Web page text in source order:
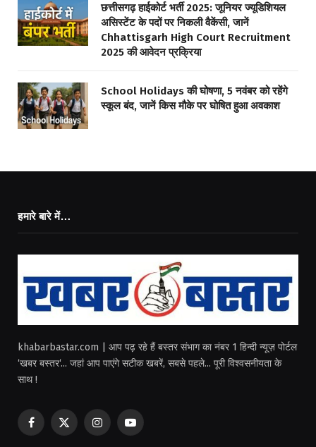
छत्तीसगढ़ हाईकोर्ट भर्ती 2025: जूनियर ज्यूडिशियल
असिस्टेंट के पदों पर निकली वैकेंसी, जानें
Chhattisgarh High Court Recruitment
2025 की आवेदन प्रक्रिया
School Holidays की घोषणा, 5 नवंबर को रहेंगे
स्कूल बंद, जानें किस मौके पर घोषित हुआ अवकाश
हमारे बारे में…
khabarbastar.com | आप पढ़ रहे हैं बस्तर संभाग का नंबर 1 हिन्दी न्यूज़ पोर्टल
‘खबर बस्तर‘... जहां आप पाएंगे सटीक खबरें, सबसे पहले... पूरी विश्वसनीयता के
साथ !
Facebook
X
InstagramYouTube